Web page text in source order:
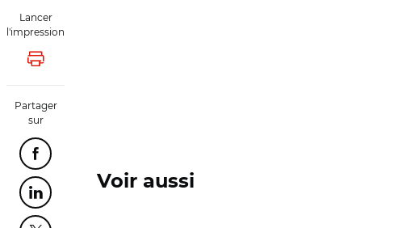
Lancer
l'impression
Lancer l'impression
Partager
sur
Partager cette page sur Facebook
Partager cette page sur Linkedin
Voir aussi